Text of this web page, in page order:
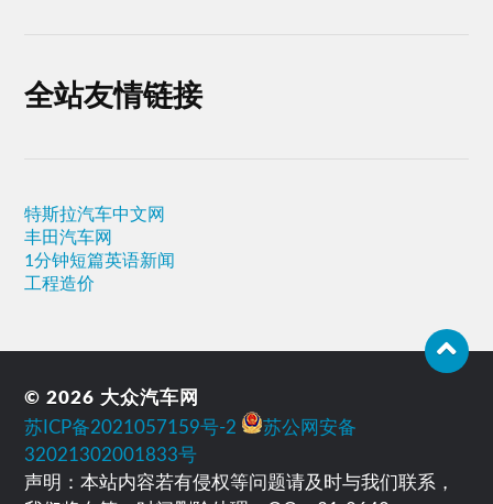
全站友情链接
特斯拉汽车中文网
丰田汽车网
1分钟短篇英语新闻
工程造价
© 2026 大众汽车网
苏ICP备2021057159号-2
苏公网安备
32021302001833号
声明：本站内容若有侵权等问题请及时与我们联系，